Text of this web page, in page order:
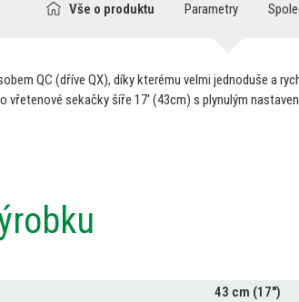
Vše o produktu Parametry
QC (dříve QX), díky kterému velmi jednoduše a
vřetenové sekačky šíře 17' (43cm) s plynulým
43 cm (17")